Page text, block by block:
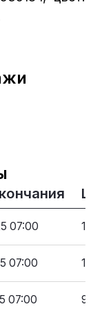
07:00
07:00 110
07:00 91